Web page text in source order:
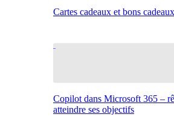
Cartes cadeaux et bons
Copilot dans Microsoft 365 –
atteindre ses objectifs